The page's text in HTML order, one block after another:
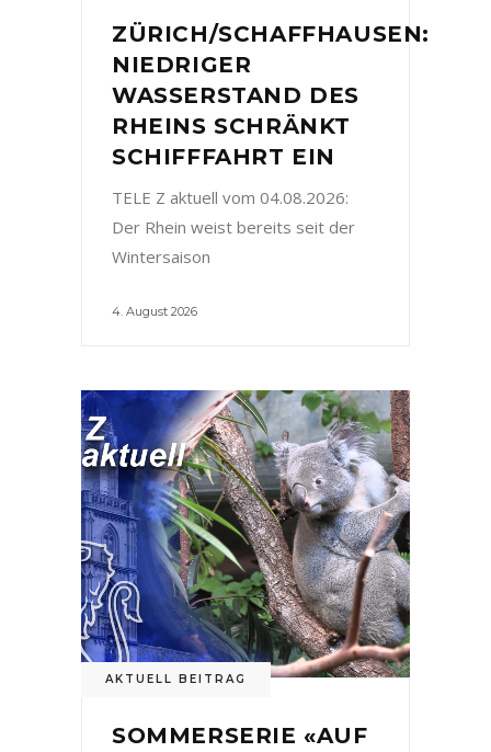
ZÜRICH/SCHAFFHAUSEN:
NIEDRIGER
WASSERSTAND DES
RHEINS SCHRÄNKT
SCHIFFFAHRT EIN
TELE Z aktuell vom 04.08.2026:
Der Rhein weist bereits seit der
Wintersaison
4. August 2026
AKTUELL BEITRAG
SOMMERSERIE «AUF